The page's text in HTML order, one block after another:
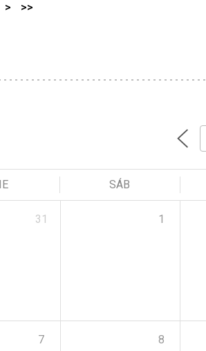
> >>
SÁB
31 1
7 8